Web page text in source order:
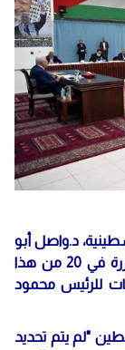
د.واصل أبو
يوسف، إن جلسة المجلس المركزي كانت مقررة في 20 من هذا
للرئيس محمود
"لم يتم تحديد